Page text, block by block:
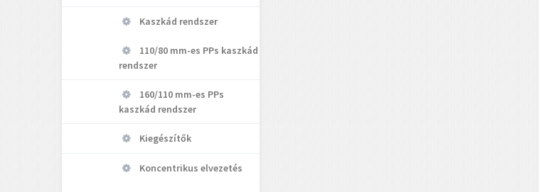
Kaszkád rendszer
110/80 mm-es PPs kaszkád
rendszer
160/110 mm-es PPs
kaszkád rendszer
Kiegészítők
Koncentrikus elvezetés